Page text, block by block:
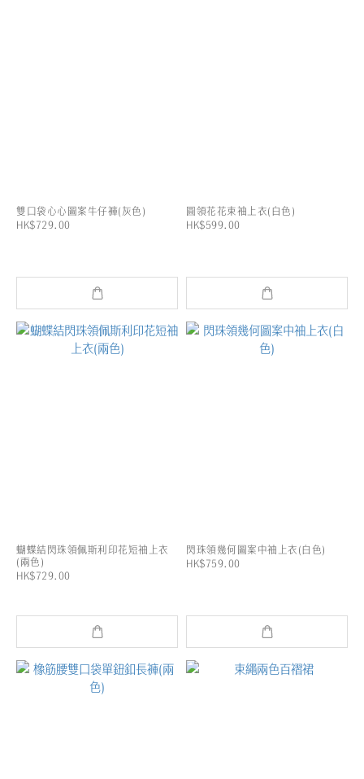
雙口袋心心圖案牛仔褲(灰色)
HK$729.00
圓領花花束袖上衣(白色)
HK$599.00
蝴蝶結閃珠領佩斯利印花短袖上衣
(兩色)
HK$729.00
閃珠領幾何圖案中袖上衣(白色)
HK$759.00